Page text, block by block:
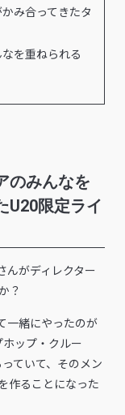
み合ってきたタ
を重ねられる
のみんなを
U20限定ライ
んがディレクター
？
緒にやったのが
ホップ・クルー
ていて、そのメン
作ることになった